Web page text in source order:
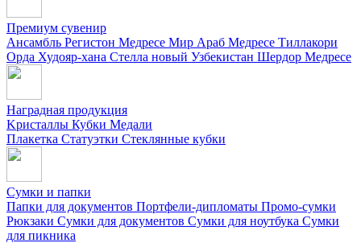
Премиум сувенир
Ансамбль Регистон Медресе Мир Араб Медресе Тиллакори
Орда Худояр-хана Стелла новый Узбекистан Шердор Медресе
Наградная продукция
Kристаллы Кубки Медали
Плакетка Статуэтки Стеклянные кубки
Сумки и папки
Папки для документов Портфели-дипломаты Промо-сумки
Рюкзаки Сумки для документов Сумки для ноутбука Сумки
для пикника